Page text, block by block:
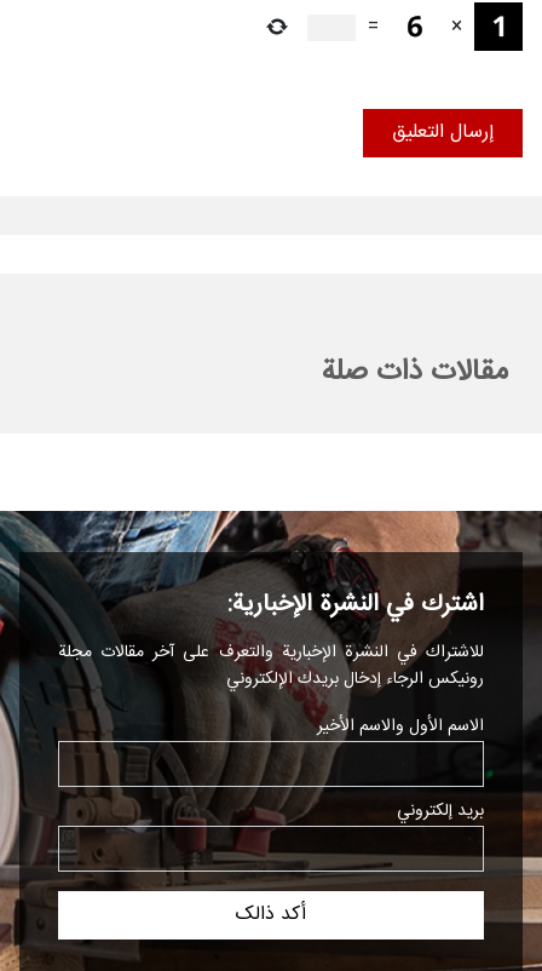
×
=
مقالات ذات صلة
اشترك في النشرة الإخبارية:
للاشتراك في النشرة الإخبارية والتعرف على آخر مقالات مجلة
رونیکس الرجاء إدخال بريدك الإلكتروني
الاسم الأول والاسم الأخير
بريد إلكتروني